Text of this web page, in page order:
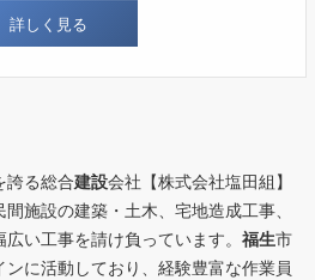
詳しく見る
誇る総合建設会社【株式会社塩田組】
施設の建築・土木、宅地造成工事、
い工事を請け負っています。 福生市
に活動しており、経験豊富な作業員